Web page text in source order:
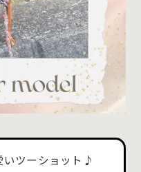
いツーショット♪